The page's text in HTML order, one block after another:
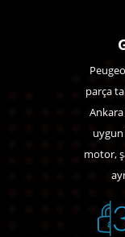
parça
Ankara
uygun
motor,